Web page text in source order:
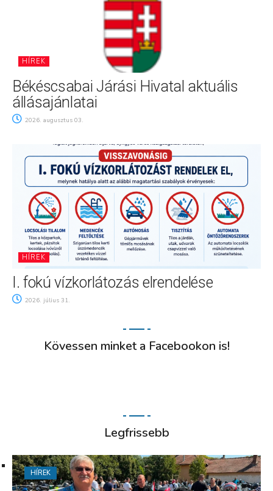
HÍREK
Békéscsabai Járási Hivatal aktuális
állásajánlatai
2026. augusztus 03.
HÍREK
I. fokú vízkorlátozás elrendelése
2026. július 31.
Kövessen minket a Facebookon is!
Legfrissebb
HÍREK